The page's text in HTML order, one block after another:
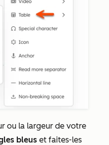
ou la largeur de votre
bleus et faites-les